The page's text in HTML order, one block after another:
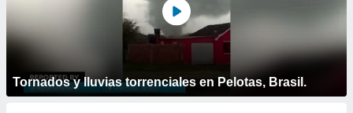
Tornados y lluvias torrenciales en Pelotas, Brasil.